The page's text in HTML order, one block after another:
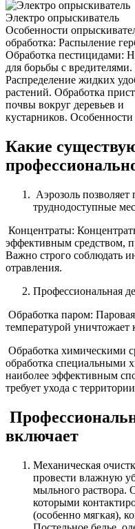
Электро опрыскиватель
Особенности
обработка: Распыление
Обработка пестицидами:
для борьбы с
Распределение жидких
растений. Обработка
почвы вокруг деревьев и
кустарников.
Какие
Аэрозоль
труднодоступные
Концентраты:
эффективным средством,
Важно строго соблюдать
отравления.
Профессиональная
Обработка паром:
температурой
Обработка химическими
обработка специальными
наиболее эффективным
требует ухода с
включает
Механическая
провести влажную
мыльного раствора.
которыми
(особенно мягкая),